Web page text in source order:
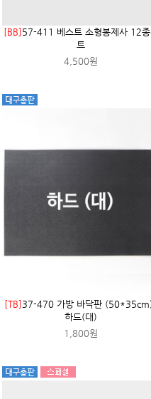
[BB] 57-411 베스트 소형봉제사 12종
트
4,500원
[TB] 37-470 가방 바닥판
하드(대)
1,800원